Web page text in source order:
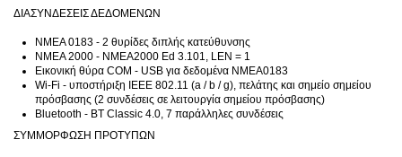
ΔΙΑΣΥΝΔΕΣΕΙΣ ΔΕΔΟΜΕΝΩΝ
NMEA 0183 - 2 θυρίδες διπλής κατεύθυνσης
NMEA 2000 - NMEA2000 Ed 3.101, LEN = 1
Εικονική θύρα COM - USB για δεδομένα NMEA0183
Wi-Fi - υποστήριξη IEEE 802.11 (a / b / g), πελάτης και σημείο σημείου
πρόσβασης (2 συνδέσεις σε λειτουργία σημείου πρόσβασης)
Bluetooth - BT Classic 4.0, 7 παράλληλες συνδέσεις
ΣΥΜΜΟΡΦΩΣΗ ΠΡΟΤΥΠΩΝ